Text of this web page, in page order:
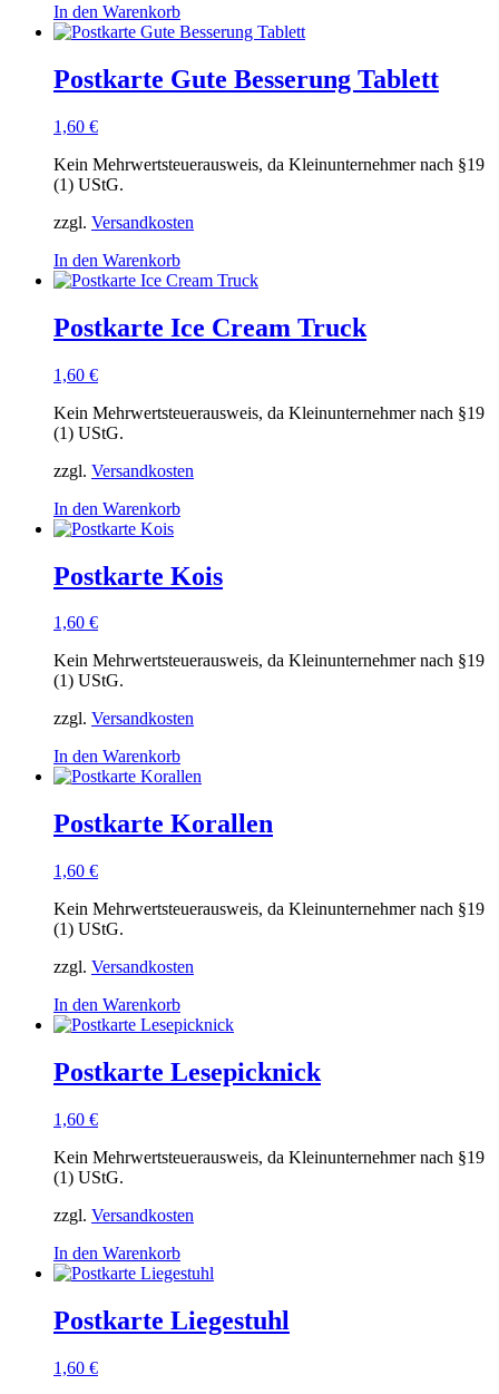
In den Warenkorb
Postkarte Gute Besserung Tablett
1,60 €
Kein Mehrwertsteuerausweis, da Kleinunternehmer nach §19
(1) UStG.
zzgl. Versandkosten
In den Warenkorb
Postkarte Ice Cream Truck
1,60 €
Kein Mehrwertsteuerausweis, da Kleinunternehmer nach §19
(1) UStG.
zzgl. Versandkosten
In den Warenkorb
Postkarte Kois
1,60 €
Kein Mehrwertsteuerausweis, da Kleinunternehmer nach §19
(1) UStG.
zzgl. Versandkosten
In den Warenkorb
Postkarte Korallen
1,60 €
Kein Mehrwertsteuerausweis, da Kleinunternehmer nach §19
(1) UStG.
zzgl. Versandkosten
In den Warenkorb
Postkarte Lesepicknick
1,60 €
Kein Mehrwertsteuerausweis, da Kleinunternehmer nach §19
(1) UStG.
zzgl. Versandkosten
In den Warenkorb
Postkarte Liegestuhl
1,60 €